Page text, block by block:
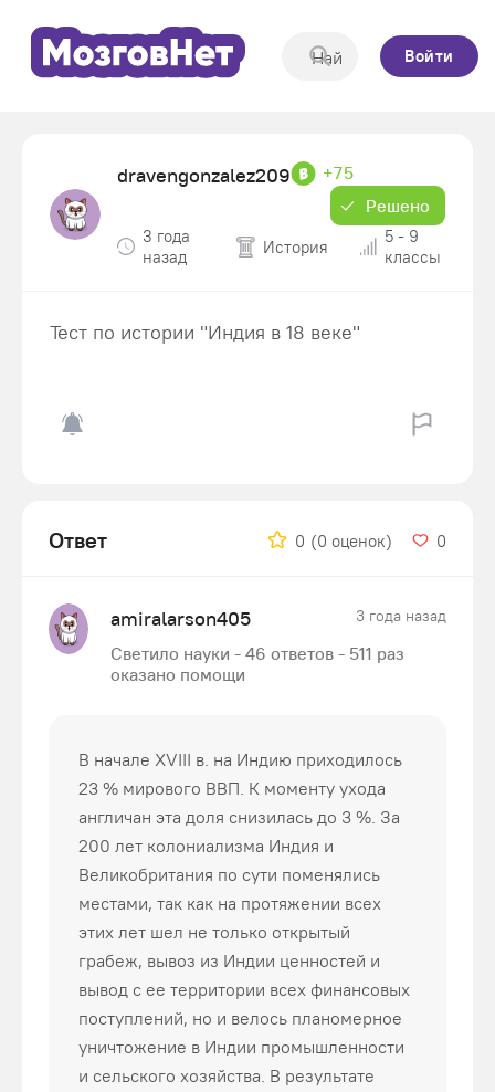
Войти
dravengonzalez209
+75
Решено
3 года
назад
История
5 - 9
классы
Тест по истории "Индия в 18 веке"
Ответ 0 (0 оценок) 0
amiralarson405 3 года назад
Светило науки - 46 ответов - 511 раз
оказано помощи
В начале XVIII в. на Индию приходилось
23 % мирового ВВП. К моменту ухода
англичан эта доля снизилась до 3 %. За
200 лет колониализма Индия и
Великобритания по сути поменялись
местами, так как на протяжении всех
этих лет шел не только открытый
грабеж, вывоз из Индии ценностей и
вывод с ее территории всех финансовых
поступлений, но и велось планомерное
уничтожение в Индии промышленности
и сельского хозяйства. В результате